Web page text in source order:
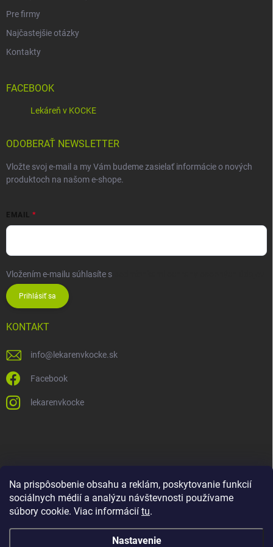
Na prispôsobenie obsahu a reklám, poskytovanie funkcií
sociálnych médií a analýzu návštevnosti používame
súbory cookie. Viac informácií tu.
Nastavenie
Pre firmy
Najčastejšie otázky
Kontakty
FACEBOOK
Lekáreň v KOCKE
ODOBERAŤ NEWSLETTER
Vložte svoj e-mail a my Vám budeme zasielať informácie o nových
produktoch na našom e-shope.
EMAIL
Vložením e-mailu súhlasíte s
Prihlásiť sa
KONTAKT
info@ lekarenvkocke.sk
Facebook
lekarenvkocke